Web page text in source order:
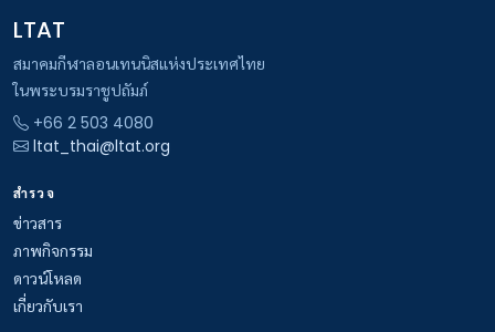
LTAT
สมาคมกีฬาลอนเทนนิสแห่งประเทศไทย
ในพระบรมราชูปถัมภ์
+66 2 503 4080
ltat_thai@ltat.org
สำรวจ
ข่าวสาร
ภาพกิจกรรม
ดาวน์โหลด
เกี่ยวกับเรา